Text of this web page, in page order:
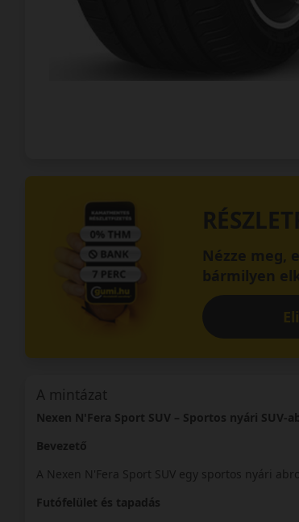
Nézze meg,
bármilyen
A mintázat
Nexen N'Fera Sport SUV – Sportos nyári SUV-
Bevezető
A Nexen N'Fera Sport SUV egy sportos nyári
Futófelület és tapadás